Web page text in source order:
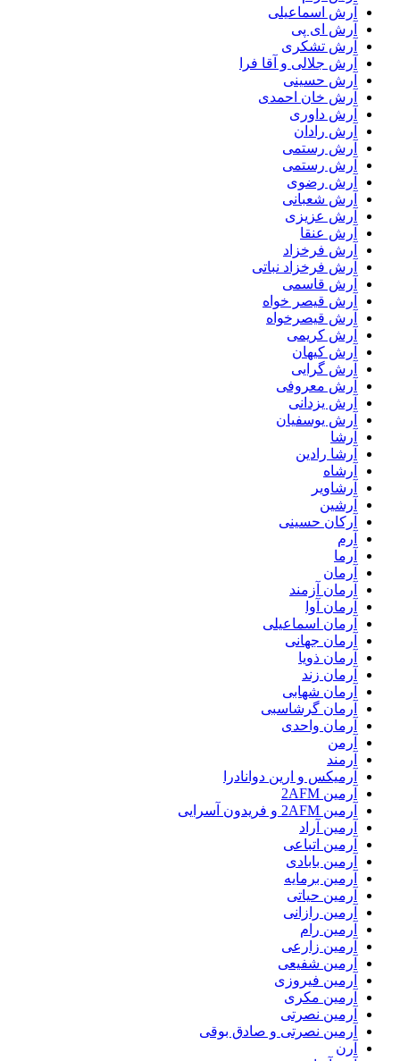
آرش اسماعیلی
آرش ای پی
آرش تشکری
آرش جلالی و آقا فرا
آرش حسینی
آرش خان احمدی
آرش داوری
آرش رادان
آرش رستمى
آرش رستمی
آرش رضوی
آرش شعبانی
آرش عزیزی
آرش عنقا
آرش فرخزاد
آرش فرخزاد نباتی
آرش قاسمی
آرش قیصر خواه
آرش قیصرخواه
آرش کریمی
آرش کیهان
آرش گرایی
آرش معروفی
آرش یزدانی
آرش یوسفیان
آرشا
آرشا رادین
آرشاه
آرشاویر
آرشین
آرکان حسینی
آرم
آرما
آرمان
آرمان آزمند
آرمان آوا
آرمان اسماعیلی
آرمان جهانی
آرمان ذویا
آرمان زند
آرمان شهابی
آرمان گرشاسبی
آرمان واحدی
آرمن
آرمند
آرمیکس و ارین دوانادرا
آرمین 2AFM
آرمین 2AFM و فریدون آسرایی
آرمین آراد
آرمین اتباعی
آرمین بابادی
آرمین برمایه
آرمین حیاتی
آرمین رازانی
آرمین رام
آرمین زارعی
آرمین شفیعی
آرمین فیروزی
آرمین مکری
آرمین نصرتی
آرمین نصرتی و صادق بوقی
آرن